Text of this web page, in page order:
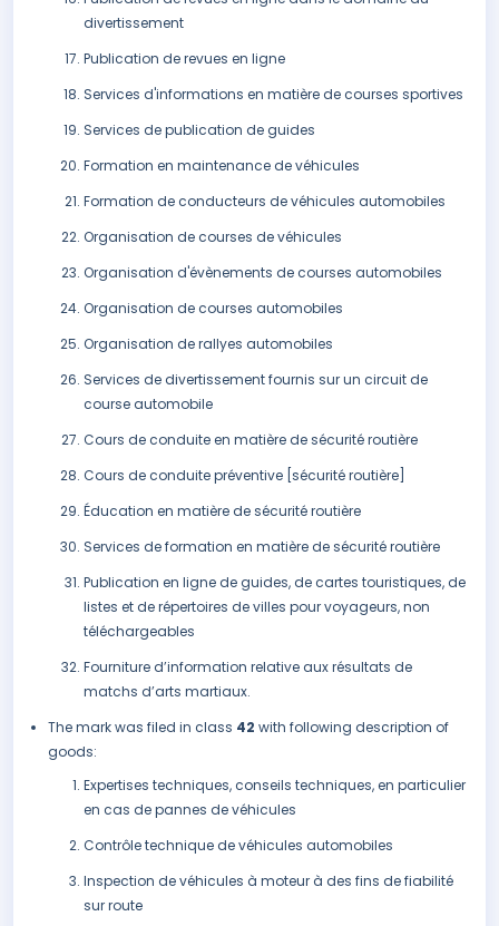
divertissement
Publication de revues en ligne
Services d'informations en matière de courses sportives
Services de publication de guides
Formation en maintenance de véhicules
Formation de conducteurs de véhicules automobiles
Organisation de courses de véhicules
Organisation d'évènements de courses automobiles
Organisation de courses automobiles
Organisation de rallyes automobiles
Services de divertissement fournis sur un circuit de
course automobile
Cours de conduite en matière de sécurité routière
Cours de conduite préventive [sécurité routière]
Éducation en matière de sécurité routière
Services de formation en matière de sécurité routière
Publication en ligne de guides, de cartes touristiques, de
listes et de répertoires de villes pour voyageurs, non
téléchargeables
Fourniture d’information relative aux résultats de
matchs d’arts martiaux.
The mark was filed in class 42 with following description of
goods:
Expertises techniques, conseils techniques, en particulier
en cas de pannes de véhicules
Contrôle technique de véhicules automobiles
Inspection de véhicules à moteur à des fins de fiabilité
sur route